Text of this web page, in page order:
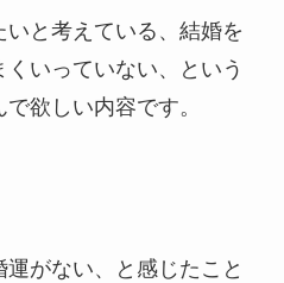
と考えている、結婚を
いっていない、という
欲しい内容です。
がない、と感じたこと